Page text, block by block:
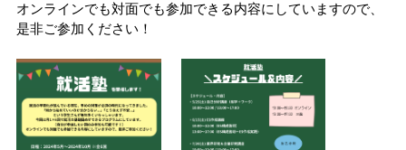
オンラインでも対面でも参加できる内容にしていますので、
是非ご参加ください！